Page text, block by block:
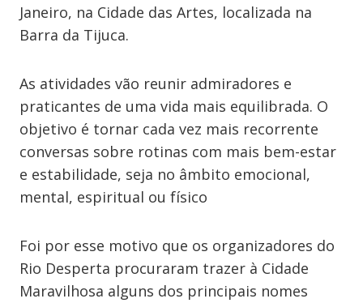
Janeiro, na Cidade das Artes, localizada na
Barra da Tijuca.
As atividades vão reunir admiradores e
praticantes de uma vida mais equilibrada. O
objetivo é tornar cada vez mais recorrente
conversas sobre rotinas com mais bem-estar
e estabilidade, seja no âmbito emocional,
mental, espiritual ou físico
Foi por esse motivo que os organizadores do
Rio Desperta procuraram trazer à Cidade
Maravilhosa alguns dos principais nomes